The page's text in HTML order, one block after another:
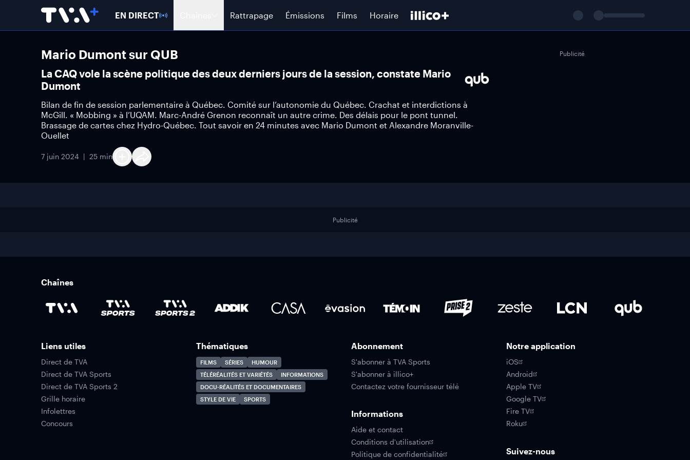
EN DIRECT Rattrapage Émissions Films Horaire
Mario Dumont sur QUB
La CAQ vole la scène politique des deux derniers jours de la session, constate Mario
Dumont
Bilan de fin de session parlementaire à Québec. Comité sur l’autonomie du Québec. Crachat et interdictions à
McGill. « Mobbing » à l’UQAM. Marc-André Grenon reconnaît un autre crime. Des délais pour le pont tunnel.
Brassage de cartes chez Hydro-Québec. Tout savoir en 24 minutes avec Mario Dumont et Alexandre Moranville-
Ouellet
7 juin 2024 25 min
Publicité
Publicité
Chaînes
Liens utiles
Direct de TVA
Direct de TVA Sports
Direct de TVA Sports 2
Grille horaire
Infolettres
Concours
Thématiques
FILMS SÉRIES
HUMOUR
TÉLÉRÉALITÉS ET VARIÉTÉS
INFORMATIONS
DOCU-RÉALITÉS ET DOCUMENTAIRES
STYLE DE VIE
SPORTS
Abonnement
S'abonner à TVA Sports
S'abonner à illico+
Contactez votre fournisseur télé
Informations
Aide et contact
Conditions d'utilisation
Politique de confidentialité
Notre application
iOS
Android
Apple TV
Google TV
Fire TV
Roku
Suivez-nous